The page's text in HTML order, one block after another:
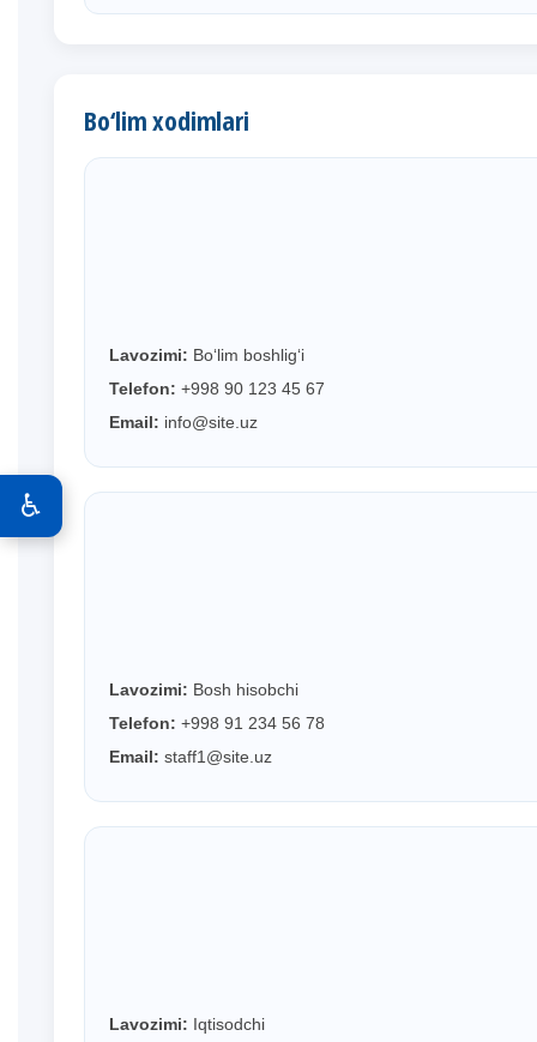
Bo‘lim xodimlari
Lavozimi: Bo‘lim boshlig‘i
Telefon: +998 90 123 45 67
Email: info@site.uz
Lavozimi: Bosh hisobchi
Telefon: +998 91 234 56 78
Email: staff1@site.uz
Lavozimi: Iqtisodchi
♿